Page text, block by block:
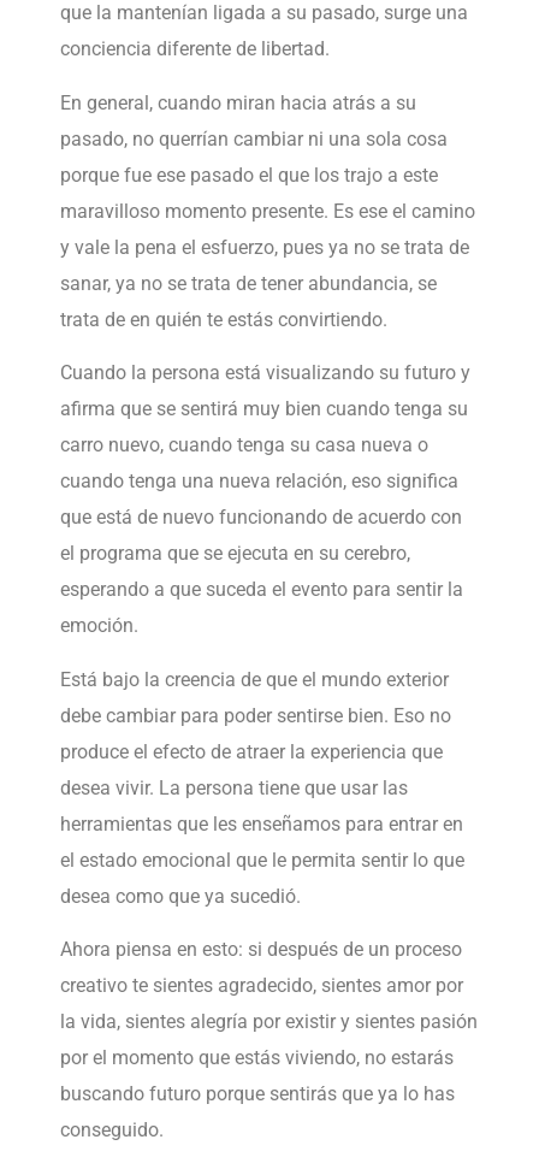
que la mantenían ligada a su pasado, surge una
conciencia diferente de libertad.
En general, cuando miran hacia atrás a su
pasado, no querrían cambiar ni una sola cosa
porque fue ese pasado el que los trajo a este
maravilloso momento presente. Es ese el camino
y vale la pena el esfuerzo, pues ya no se trata de
sanar, ya no se trata de tener abundancia, se
trata de en quién te estás convirtiendo.
Cuando la persona está visualizando su futuro y
afirma que se sentirá muy bien cuando tenga su
carro nuevo, cuando tenga su casa nueva o
cuando tenga una nueva relación, eso significa
que está de nuevo funcionando de acuerdo con
el programa que se ejecuta en su cerebro,
esperando a que suceda el evento para sentir la
emoción.
Está bajo la creencia de que el mundo exterior
debe cambiar para poder sentirse bien. Eso no
produce el efecto de atraer la experiencia que
desea vivir. La persona tiene que usar las
herramientas que les enseñamos para entrar en
el estado emocional que le permita sentir lo que
desea como que ya sucedió.
Ahora piensa en esto: si después de un proceso
creativo te sientes agradecido, sientes amor por
la vida, sientes alegría por existir y sientes pasión
por el momento que estás viviendo, no estarás
buscando futuro porque sentirás que ya lo has
conseguido.